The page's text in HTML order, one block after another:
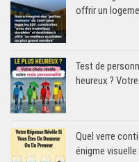
offrir un
Test de
heureux ?
Quel verre
énigme